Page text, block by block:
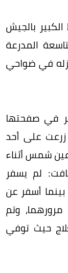
بالجيش
المدرعة
في ضواحي
في صفحتها
على أحد
شمس أثناء
لم يسفر
أسفر عن
وتم
حيث توفي